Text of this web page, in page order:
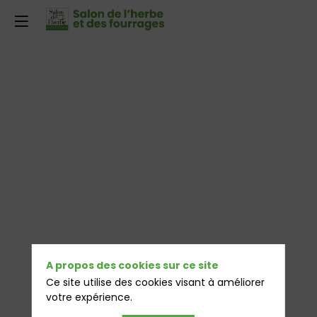
A propos des cookies sur ce site
Ce site utilise des cookies visant à améliorer
votre expérience.